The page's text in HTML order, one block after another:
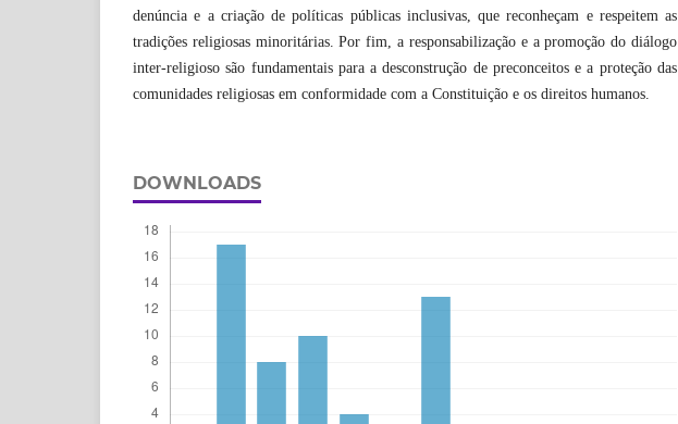
denúncia e a criação de políticas públicas inclusivas, que reconheçam e respeitem as
tradições religiosas minoritárias. Por fim, a responsabilização e a promoção do diálogo
inter-religioso são fundamentais para a desconstrução de preconceitos e a proteção das
comunidades religiosas em conformidade com a Constituição e os direitos humanos.
DOWNLOADS